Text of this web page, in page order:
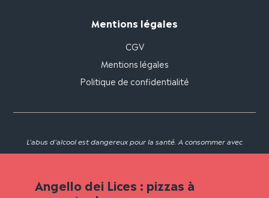
Angello dei Lices : pizzas à
Mentions légales
CGV
Mentions légales
Politique de confidentialité
L'abus d'alcool est dangereux pour la santé. A consommer avec
modération.